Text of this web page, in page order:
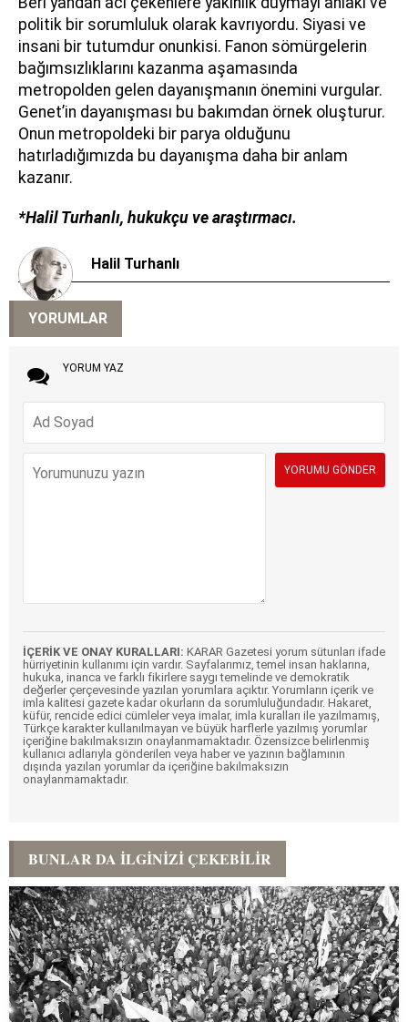
politik bir sorumluluk olarak kavrıyordu. Siyasi ve
insani bir tutumdur onunkisi. Fanon sömürgelerin
bağımsızlıklarını kazanma aşamasında
metropolden gelen dayanışmanın önemini vurgular.
Genet’in dayanışması bu bakımdan örnek oluşturur.
Onun metropoldeki bir parya olduğunu
hatırladığımızda bu dayanışma daha bir anlam
kazanır.
*Halil Turhanlı, hukukçu ve araştırmacı.
Halil Turhanlı
YORUMLAR
YORUM YAZ
İÇERİK VE ONAY KURALLARI: KARAR Gazetesi yorum sütunları ifade
hürriyetinin kullanımı için vardır. Sayfalarımız, temel insan haklarına,
hukuka, inanca ve farklı fikirlere saygı temelinde ve demokratik
değerler çerçevesinde yazılan yorumlara açıktır. Yorumların içerik ve
imla kalitesi gazete kadar okurların da sorumluluğundadır. Hakaret,
küfür, rencide edici cümleler veya imalar, imla kuralları ile yazılmamış,
Türkçe karakter kullanılmayan ve büyük harflerle yazılmış yorumlar
içeriğine bakılmaksızın onaylanmamaktadır. Özensizce belirlenmiş
kullanıcı adlarıyla gönderilen veya haber ve yazının bağlamının
dışında yazılan yorumlar da içeriğine bakılmaksızın
onaylanmamaktadır.
BUNLAR DA İLGINIZI ÇEKEBILIR